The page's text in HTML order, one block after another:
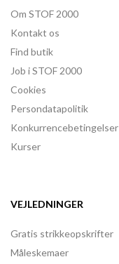
Om STOF 2000
Kontakt os
Find butik
Job i STOF 2000
Cookies
Persondatapolitik
Konkurrencebetingelser
Kurser
VEJLEDNINGER
Gratis strikkeopskrifter
Måleskemaer